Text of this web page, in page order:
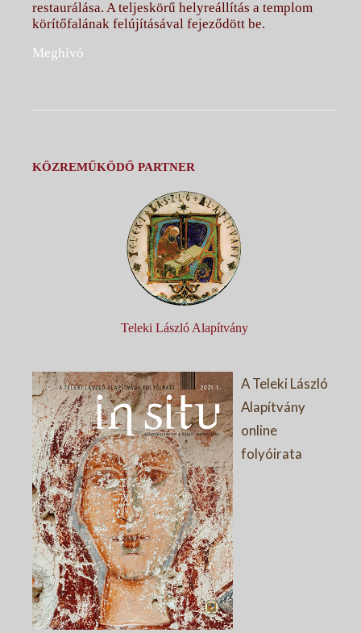
restaurálása. A teljeskörű helyreállítás a templom
körítőfalának felújításával fejeződött be.
Meghívó
KÖZREMŰKÖDŐ PARTNER
Teleki László Alapítvány
A Teleki László
Alapítvány
online
folyóirata